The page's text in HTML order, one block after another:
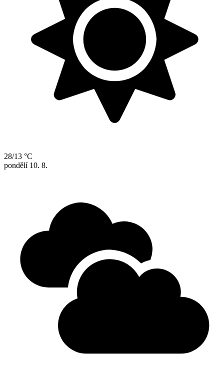
28/13 °C
pondělí 10. 8.